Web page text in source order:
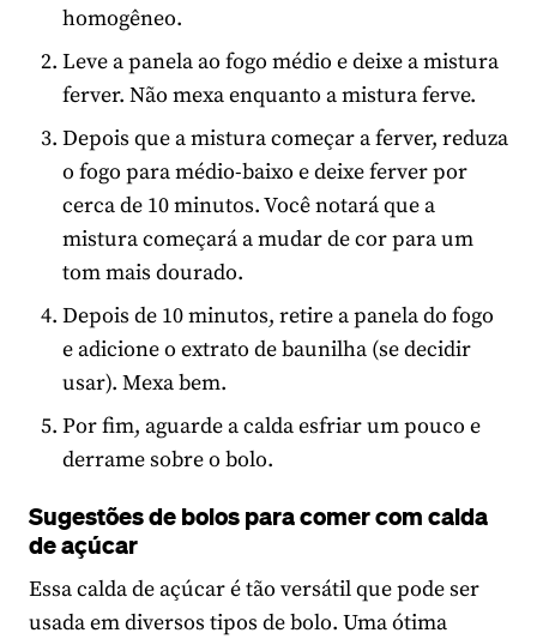
homogêneo.
Leve a panela ao fogo médio e deixe a mistura
ferver. Não mexa enquanto a mistura ferve.
Depois que a mistura começar a ferver, reduza
o fogo para médio-baixo e deixe ferver por
cerca de 10 minutos. Você notará que a
mistura começará a mudar de cor para um
tom mais dourado.
Depois de 10 minutos, retire a panela do fogo
e adicione o extrato de baunilha (se decidir
usar). Mexa bem.
Por fim, aguarde a calda esfriar um pouco e
derrame sobre o bolo.
Sugestões de bolos para comer com calda
de açúcar
Essa calda de açúcar é tão versátil que pode ser
usada em diversos tipos de bolo. Uma ótima